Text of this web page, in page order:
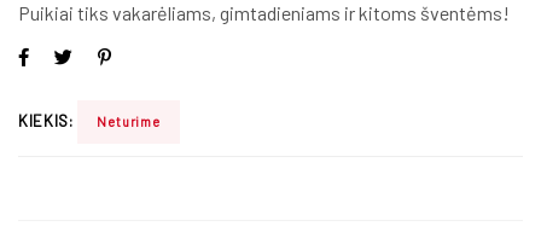
Puikiai tiks vakarėliams, gimtadieniams ir kitoms šventėms!
KIEKIS: Neturime